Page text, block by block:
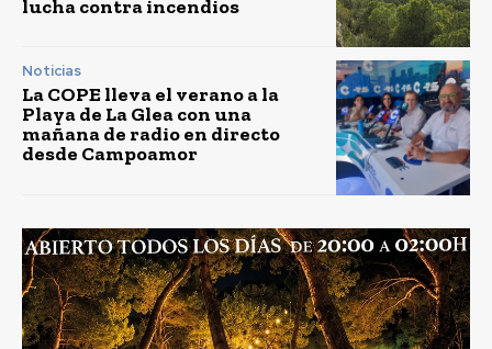
lucha contra incendios
Noticias
La COPE lleva el verano a la
Playa de La Glea con una
mañana de radio en directo
desde Campoamor